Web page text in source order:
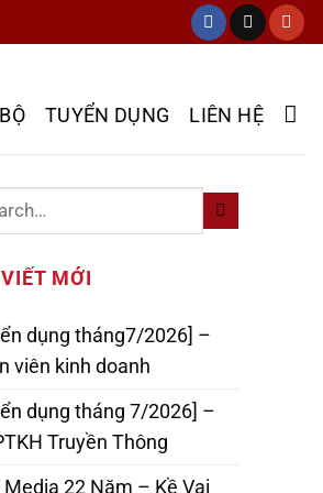
TUYỂN DỤNG LIÊN HỆ
MỚI
dụng tháng7/2026] –
viên kinh doanh
dụng tháng 7/2026] –
Truyền Thông
Media 22 Năm – Kề Vai